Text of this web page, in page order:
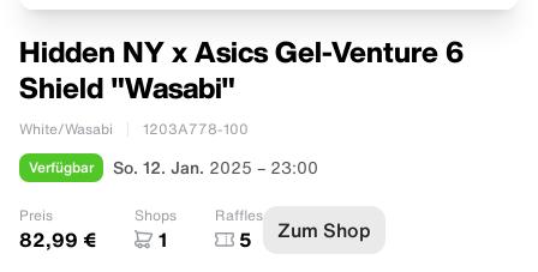
Hidden NY x Asics Gel-Venture 6
Shield "Wasabi"
White/Wasabi 1203A778-100
Verfügbar So. 12. Jan. 2025 – 23:00
Preis
82,99 €
Shops
1
Raffles
5 Zum Shop